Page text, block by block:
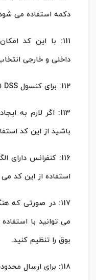
دکمه استفاده می
داخلی و خارجی
112: برای کنسول DSS از این کد استفاده می شود.
113: اگر لازم به
باشید از این کد
116: کنفرانس دارای
استفاده از این کد می
117: در صورتی که
می توانید با
بوق را تنظیم کنید.
118: برای ارسال